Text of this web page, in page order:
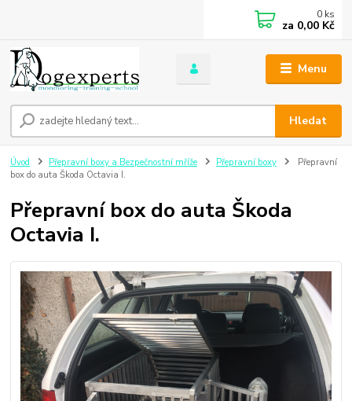
Menu
Hledat
0 ks
za 0,00 Kč
Úvod Přepravní boxy a Bezpečnostní mříže Přepravní boxy
Přepravní
box do auta Škoda Octavia I.
Přepravní box do auta Škoda
Octavia I.